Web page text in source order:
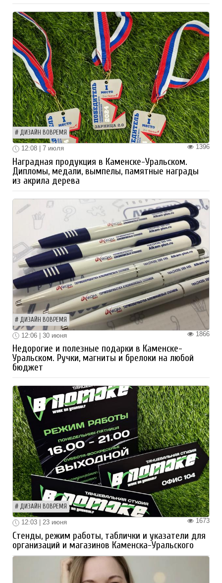
ДИЗАЙН ВОВРЕМЯ
1396
12:08 | 7 июля
Наградная продукция в Каменске-Уральском.
Дипломы, медали, вымпелы, памятные награды
из акрила дерева
ДИЗАЙН ВОВРЕМЯ
1866
12:06 | 30 июня
Недорогие и полезные подарки в Каменске-
Уральском. Ручки, магниты и брелоки на любой
бюджет
ДИЗАЙН ВОВРЕМЯ
1673
12:03 | 23 июня
Стенды, режим работы, таблички и указатели для
организаций и магазинов Каменска-Уральского